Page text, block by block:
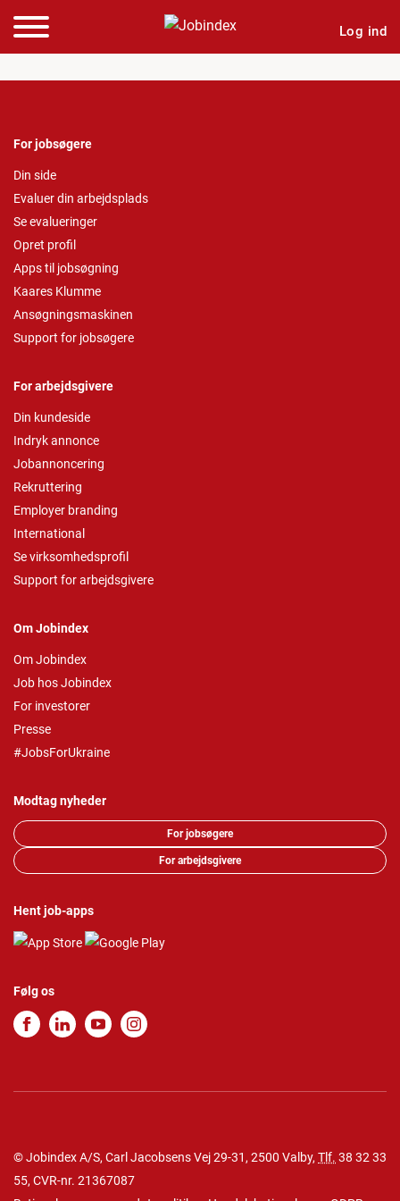
Log ind
For jobsøgere
Din side
Evaluer din arbejdsplads
Se evalueringer
Opret profil
Apps til jobsøgning
Kaares Klumme
Ansøgningsmaskinen
Support for jobsøgere
For arbejdsgivere
Din kundeside
Indryk annonce
Jobannoncering
Rekruttering
Employer branding
International
Se virksomhedsprofil
Support for arbejdsgivere
Om Jobindex
Om Jobindex
Job hos Jobindex
For investorer
Presse
#JobsForUkraine
Modtag nyheder
For jobsøgere
For arbejdsgivere
Hent job-apps
Følg os
© Jobindex A/S, Carl Jacobsens Vej 29-31, 2500 Valby, Tlf. 38 32 33
55, CVR-nr. 21367087